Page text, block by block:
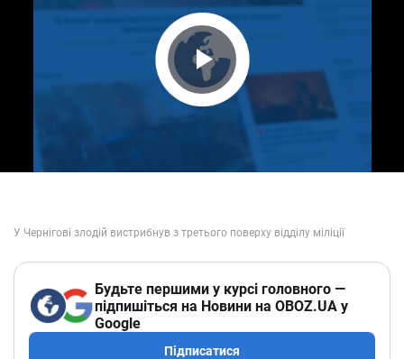
Play Video
Будьте першими у курсі головного —
підпишіться на Новини на OBOZ.UA у
Google
Підписатися